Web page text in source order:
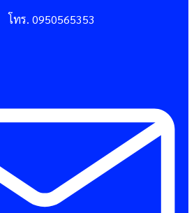
โทร. 0950565353